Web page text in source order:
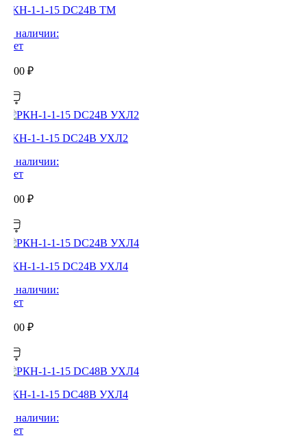
РКН-1-1-15 DC24В ТМ
В наличии:
Нет
0,00 ₽
РКН-1-1-15 DC24В УХЛ2
В наличии:
Нет
0,00 ₽
РКН-1-1-15 DC24В УХЛ4
В наличии:
Нет
0,00 ₽
РКН-1-1-15 DC48В УХЛ4
В наличии:
Нет